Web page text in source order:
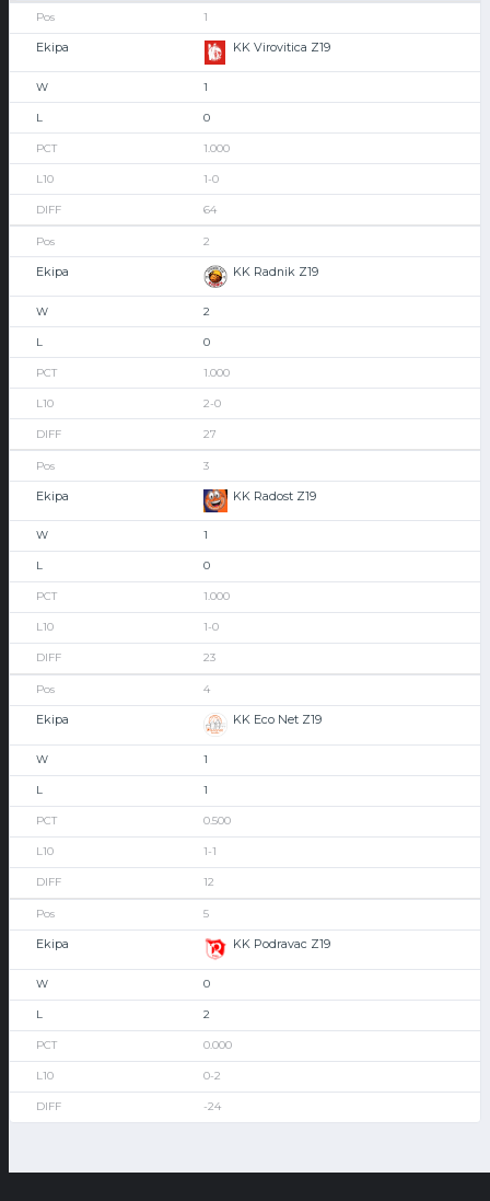
1
KK Virovitica Z19
1
0
1.000
1-0
64
2
KK Radnik Z19
2
0
1.000
2-0
27
3
KK Radost Z19
1
0
1.000
1-0
23
4
KK Eco Net Z19
1
1
0.500
1-1
12
5
KK Podravac Z19
0
2
0.000
0-2
-24